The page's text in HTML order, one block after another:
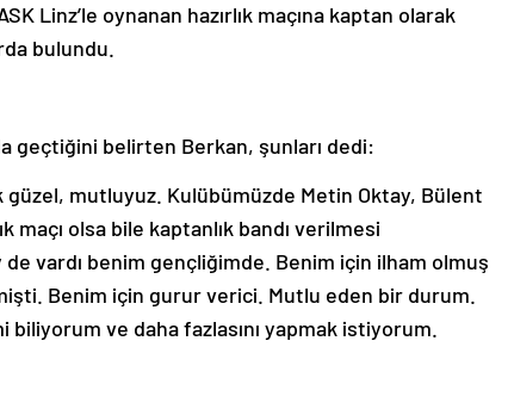
Linz’le oynanan hazırlık maçına kaptan olarak
bulundu.
geçtiğini belirten Berkan, şunları dedi:
mutluyuz. Kulübümüzde Metin Oktay, Bülent
maçı olsa bile kaptanlık bandı verilmesi
vardı benim gençliğimde. Benim için ilham olmuş
Benim için gurur verici. Mutlu eden bir durum.
biliyorum ve daha fazlasını yapmak istiyorum.